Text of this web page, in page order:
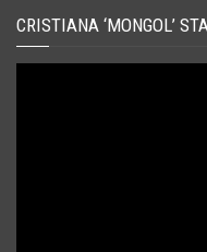
CRISTIANA ‘MONGOL’